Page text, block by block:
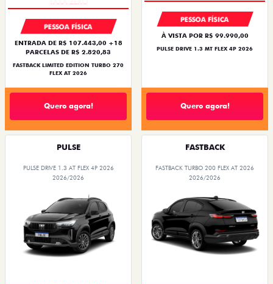
PESSOA FÍSICA
ENTRADA DE R$ 107.443,00 +18
PARCELAS DE R$ 2.820,83
FASTBACK LIMITED EDITION TURBO 270
FLEX AT 2026
Quero agora!
PESSOA FÍSICA
À VISTA POR R$ 99.990,00
PULSE DRIVE 1.3 MT FLEX 4P 2026
Quero agora!
PULSE
PULSE DRIVE 1.3 AT FLEX 4P 2026
2026/2026
FASTBACK
FASTBACK TURBO 200 FLEX AT 2026
2026/2026